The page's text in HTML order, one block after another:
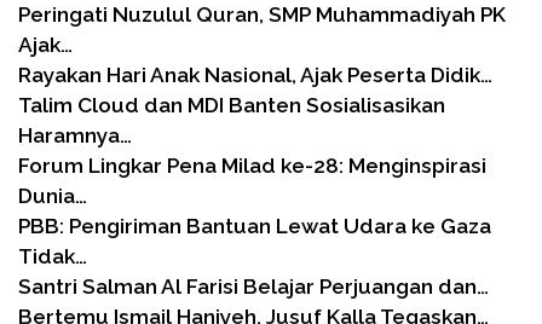
Peringati Nuzulul Quran, SMP Muhammadiyah PK
Ajak…
Rayakan Hari Anak Nasional, Ajak Peserta Didik…
Talim Cloud dan MDI Banten Sosialisasikan
Haramnya…
Forum Lingkar Pena Milad ke-28: Menginspirasi
Dunia…
PBB: Pengiriman Bantuan Lewat Udara ke Gaza
Tidak…
Santri Salman Al Farisi Belajar Perjuangan dan…
Bertemu Ismail Haniyeh, Jusuf Kalla Tegaskan…